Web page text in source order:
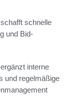
schnelle
und Bid-
interne
und regelmäßige